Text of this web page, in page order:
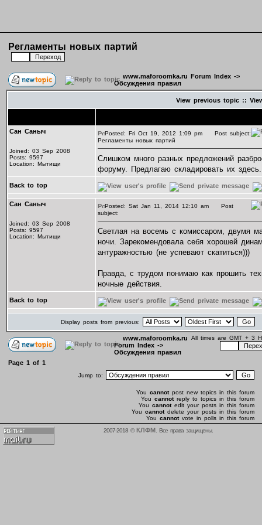
Регламенты новых партий
www.maforoomka.ru Forum Index ->
Обсуждения правил
View previous topic ::
Сан Саныч
Joined: 03 Sep 2008
Posts: 9597
Location: Мытищи
Posted: Fri Oct 19, 2012 1:09 pm
Post subject:
Регламенты новых партий
Слишком много разных предложений
форуму. Предлагаю складировать их здесь.
Back to top
Сан Саныч
Joined: 03 Sep 2008
Posts: 9597
Location: Мытищи
Posted: Sat Jan 11, 2014 12:10 am
Post
subject:
Светлая на восемь с комиссаром, двумя
ночи. Зарекомендовала себя хорошей
антуражностью (не успевают скатиться)))
Правда, с трудом понимаю как прошить
ночные действия.
Back to top
Display posts from previous:
www.maforoomka.ru
Forum Index ->
Обсуждения правил
All times are GMT + 3
Page 1 of 1
Jump to:
You cannotpost new topics in this forum
You cannotreply to topics in this forum
You cannotedit your posts in this forum
You cannotdelete your posts in this forum
You cannotvote in polls in this forum
2007-2018 © КЛФМ . Все права защищены.